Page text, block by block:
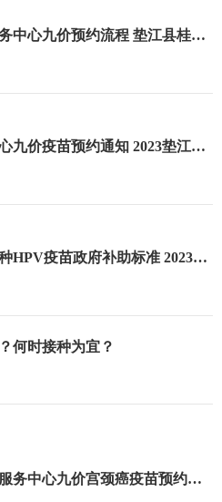
2023垫江县桂阳社区卫生服务中心九价预约流程 垫江县桂阳社区卫生服务中心九价预约最新时间
垫江县桂阳社区卫生服务中心九价疫苗预约通知 2023垫江县桂阳社区卫生服务中心最新到苗消息
2023九龙坡区初二女学生接种HPV疫苗政府补助标准 2023九龙坡区初二女学生接种HPV疫苗补助
何时接种为宜？
重庆南岸区花园路社区卫生服务中心九价宫颈癌疫苗预约登记开始 南岸区花园路社区九价宫颈癌疫苗预约